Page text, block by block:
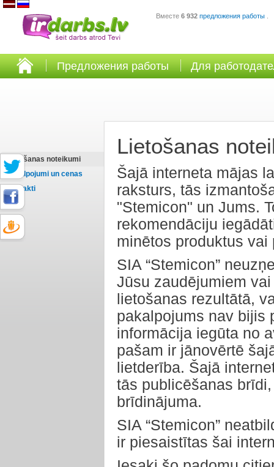
Вместе 6 932 предложения работы
Предложения работы Для
Lietošanas noteikumi
Pakalpojumi un cenas
Kontakti
Lietošanas
Šajā interneta mājas
raksturs, tās
"Stemicon" un Jums.
rekomendāciju
minētos produktus vai
SIA “Stemicon”
Jūsu zaudējumiem
lietošanas rezultātā,
pakalpojums nav bijis
informācija iegūta no
pašam ir jānovērtē
lietderība. Šajā
tās publicēšanas
brīdinājuma.
SIA “Stemicon”
ir piesaistītas šai